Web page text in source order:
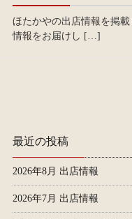
ほたかやの出店情報を掲
情報をお届けし […]
最近の投稿
2026年8月 出店情報
2026年7月 出店情報